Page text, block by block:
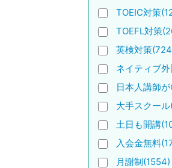
TOEIC対策
TOEFL対策
英検対策
ネイティブ
日本人講師
大手スクー
土日も開講
入会金無料
月謝制(1554)